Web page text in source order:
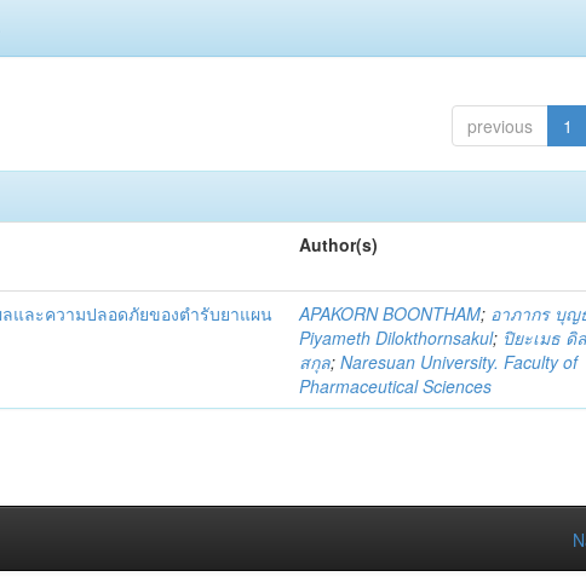
previous 1
Author(s)
และความปลอดภัยของตำรับยาแผน
APAKORN BOONTHAM; อาภากร บุญ
Piyameth Dilokthornsakul; ปิยะเมธ ดิ
สกุล;Naresuan University. Faculty of
Pharmaceutical Sciences